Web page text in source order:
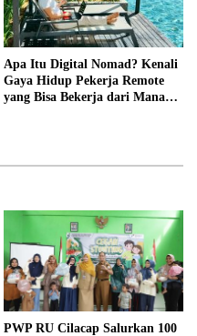
Apa Itu Digital Nomad? Kenali
Gaya Hidup Pekerja Remote
yang Bisa Bekerja dari Mana
PWP RU Cilacap Salurkan 100